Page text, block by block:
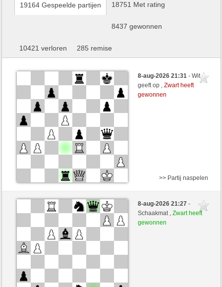
19164 Gespeelde partijen 18751 Met rating
8437 gewonnen
10421 verloren 285 remise
8-aug-2026 21:31- Wit
geeft op ,Zwart heeft
gewonnen
Zwart
monti (1522) (+18)
irokese (1562) (-18)
Speelduur: 4 minutes/side + 0 seconds/move
Partij telt mee voor de ranglijst
>> Partij naspelen
8-aug-2026 21:27-
Schaakmat ,Zwart heeft
gewonnen